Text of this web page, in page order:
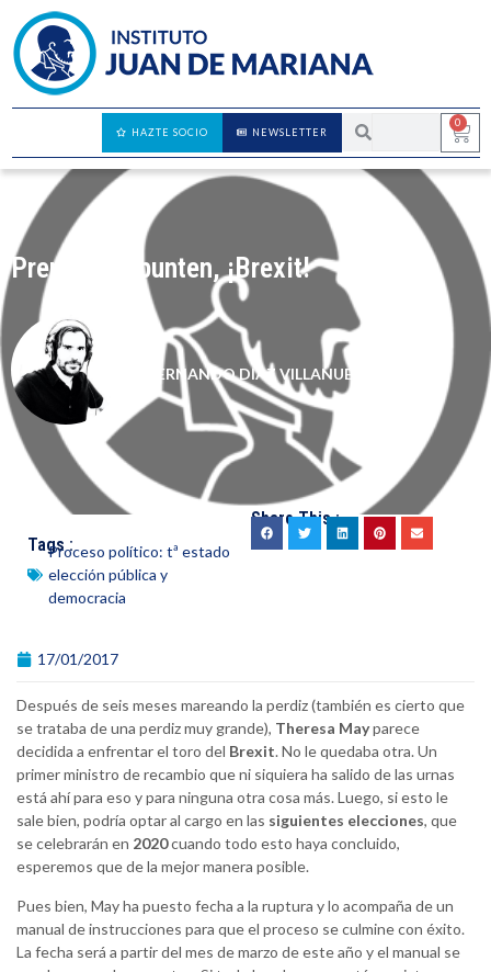
0
NEWSLETTER
HAZTE SOCIO
Preparen, apunten, ¡Brexit!
FERNANDO DÍAZ VILLANUEVA
Tags :Proceso político: tª estado
elección pública y
democracia
Share This :
17/01/2017
Después de seis meses mareando la perdiz (también es cierto que
se trataba de una perdiz muy grande), Theresa Mayparece
decidida a enfrentar el toro del Brexit. No le quedaba otra. Un
primer ministro de recambio que ni siquiera ha salido de las urnas
está ahí para eso y para ninguna otra cosa más. Luego, si esto le
sale bien, podría optar al cargo en las siguientes elecciones, que
se celebrarán en 2020cuando todo esto haya concluido,
esperemos que de la mejor manera posible.
Pues bien, May ha puesto fecha a la ruptura y lo acompaña de un
manual de instrucciones para que el proceso se culmine con éxito.
La fecha será a partir del mes de marzo de este año y el manual se